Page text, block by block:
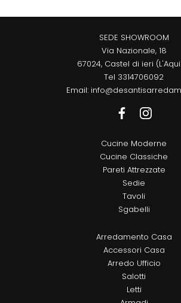
SEDE SHOWROOM
Via Nazionale, 18
67024, Castel di ieri
Tel 3314706092
Email:
Cucine Moderne
Cucine Classiche
Pareti Attrezzate
Sedie
Tavoli
Sgabelli
Arredamento Casa
Accessori Casa
Arredo Ufficio
Salotti
Letti